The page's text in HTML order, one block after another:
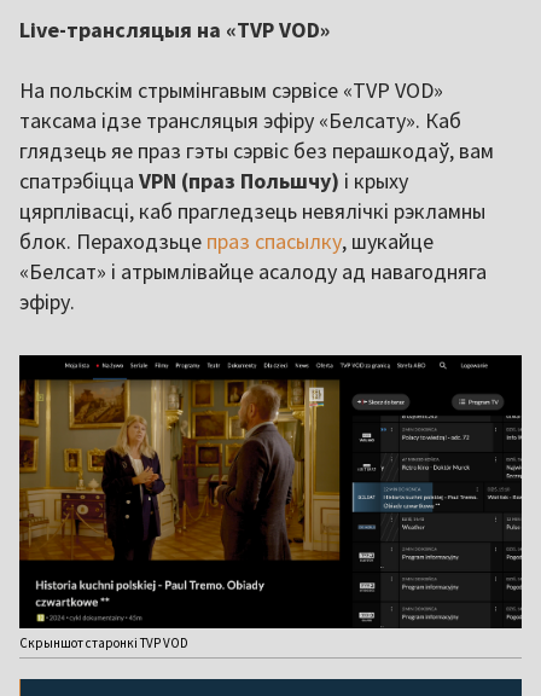
Live-трансляцыя на «TVP VOD»
На польскім стрымінгавым сэрвісе «TVP VOD»
таксама ідзе трансляцыя эфіру «Белсату». Каб
глядзець яе праз гэты сэрвіс без перашкодаў, вам
спатрэбіцца VPN (праз Польшчу) і крыху
цярплівасці, каб прагледзець невялічкі рэкламны
блок. Пераходзьце праз спасылку, шукайце
«Белсат» і атрымлівайце асалоду ад навагодняга
эфіру.
Скрыншот старонкі TVP VOD